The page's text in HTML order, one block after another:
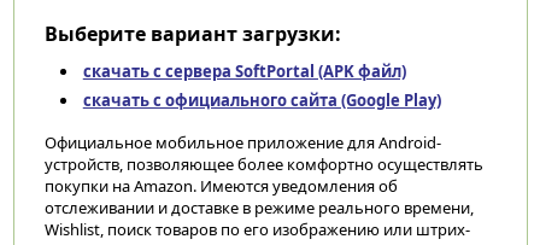
Выберите вариант загрузки:
скачать с сервера SoftPortal (APK файл)
скачать с официального сайта (Google Play)
Официальное мобильное приложение для Android-
устройств, позволяющее более комфортно осуществлять
покупки на Amazon. Имеются уведомления об
отслеживании и доставке в режиме реального времени,
Wishlist, поиск товаров по его изображению или штрих-